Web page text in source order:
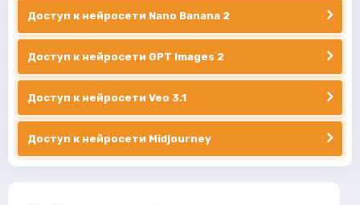
Доступ к нейросети Nano Banana 2
Доступ к нейросети GPT Images 2
Доступ к нейросети Veo 3.1
Доступ к нейросети Midjourney